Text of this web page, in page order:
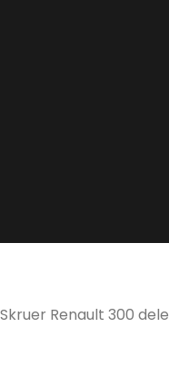
Renault 300 dele